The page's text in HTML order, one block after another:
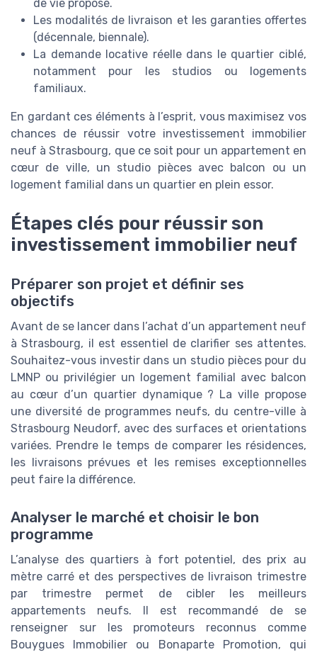
de vie proposé.
Les modalités de livraison et les garanties offertes
(décennale, biennale).
La demande locative réelle dans le quartier ciblé,
notamment pour les studios ou logements
familiaux.
En gardant ces éléments à l’esprit, vous maximisez vos
chances de réussir votre investissement immobilier
neuf à Strasbourg, que ce soit pour un appartement en
cœur de ville, un studio pièces avec balcon ou un
logement familial dans un quartier en plein essor.
Étapes clés pour réussir son
investissement immobilier neuf
Préparer son projet et définir ses
objectifs
Avant de se lancer dans l’achat d’un appartement neuf
à Strasbourg, il est essentiel de clarifier ses attentes.
Souhaitez-vous investir dans un studio pièces pour du
LMNP ou privilégier un logement familial avec balcon
au cœur d’un quartier dynamique ? La ville propose
une diversité de programmes neufs, du centre-ville à
Strasbourg Neudorf, avec des surfaces et orientations
variées. Prendre le temps de comparer les résidences,
les livraisons prévues et les remises exceptionnelles
peut faire la différence.
Analyser le marché et choisir le bon
programme
L’analyse des quartiers à fort potentiel, des prix au
mètre carré et des perspectives de livraison trimestre
par trimestre permet de cibler les meilleurs
appartements neufs. Il est recommandé de se
renseigner sur les promoteurs reconnus comme
Bouygues Immobilier ou Bonaparte Promotion, qui